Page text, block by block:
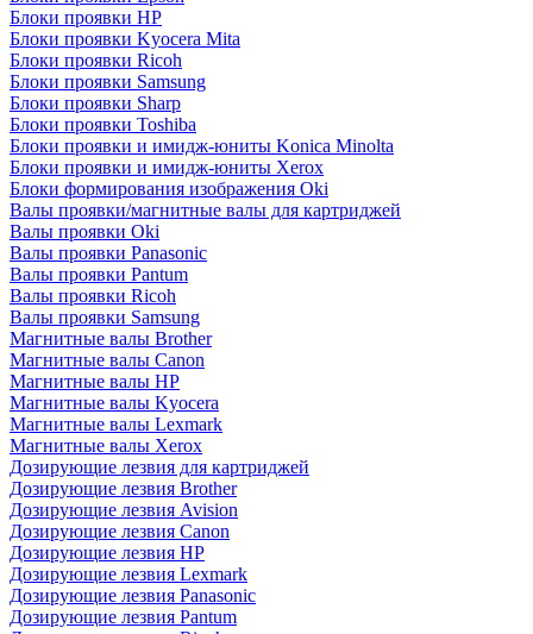
Блоки проявки HP
Блоки проявки Kyocera Mita
Блоки проявки Ricoh
Блоки проявки Samsung
Блоки проявки Sharp
Блоки проявки Toshiba
Блоки проявки и имидж-юниты Konica Minolta
Блоки проявки и имидж-юниты Xerox
Блоки формирования изображения Oki
Валы проявки/магнитные валы для картриджей
Валы проявки Oki
Валы проявки Panasonic
Валы проявки Pantum
Валы проявки Ricoh
Валы проявки Samsung
Магнитные валы Brother
Магнитные валы Canon
Магнитные валы HP
Магнитные валы Kyocera
Магнитные валы Lexmark
Магнитные валы Xerox
Дозирующие лезвия для картриджей
Дозирующие лезвия Brother
Дозирующие лезвия Avision
Дозирующие лезвия Canon
Дозирующие лезвия HP
Дозирующие лезвия Lexmark
Дозирующие лезвия Panasonic
Дозирующие лезвия Pantum